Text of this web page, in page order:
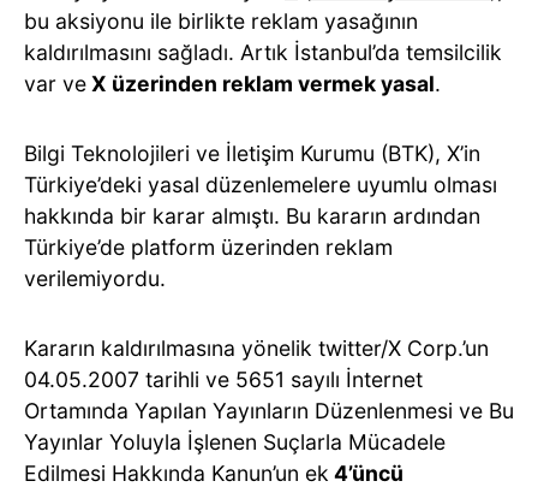
bu aksiyonu ile birlikte reklam yasağının
kaldırılmasını sağladı. Artık İstanbul’da temsilcilik
var veX üzerinden reklam vermek yasal.
Bilgi Teknolojileri ve İletişim Kurumu (BTK), X’in
Türkiye’deki yasal düzenlemelere uyumlu olması
hakkında bir karar almıştı. Bu kararın ardından
Türkiye’de platform üzerinden reklam
verilemiyordu.
Kararın kaldırılmasına yönelik twitter/X Corp.’un
04.05.2007 tarihli ve 5651 sayılı İnternet
Ortamında Yapılan Yayınların Düzenlenmesi ve Bu
Yayınlar Yoluyla İşlenen Suçlarla Mücadele
Edilmesi Hakkında Kanun’un ek 4’üncü